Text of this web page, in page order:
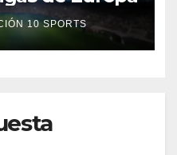
10 SPORTS